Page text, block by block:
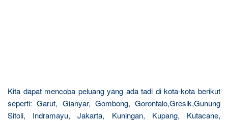
Kita dapat mencoba peluang yang ada tadi di kota-kota berikut
seperti: Garut, Gianyar, Gombong, Gorontalo,Gresik,Gunung
Sitoli, Indramayu, Jakarta, Kuningan, Kupang, Kutacane,